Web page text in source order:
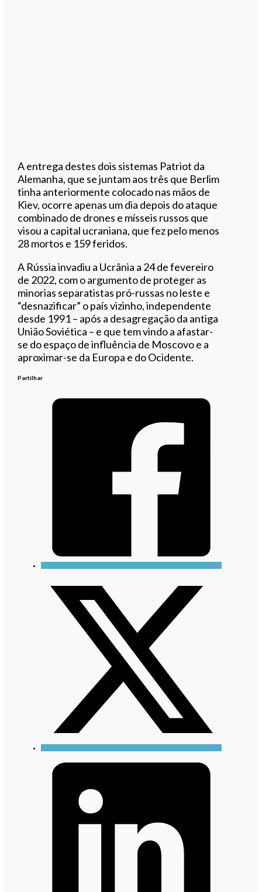
A entrega destes dois sistemas Patriot da
Alemanha, que se juntam aos três que Berlim
tinha anteriormente colocado nas mãos de
Kiev, ocorre apenas um dia depois do ataque
combinado de drones e mísseis russos que
visou a capital ucraniana, que fez pelo menos
28 mortos e 159 feridos.
A Rússia invadiu a Ucrânia a 24 de fevereiro
de 2022, com o argumento de proteger as
minorias separatistas pró-russas no leste e
“desnazificar” o país vizinho, independente
desde 1991 – após a desagregação da antiga
União Soviética – e que tem vindo a afastar-
se do espaço de influência de Moscovo e a
aproximar-se da Europa e do Ocidente.
Partilhar